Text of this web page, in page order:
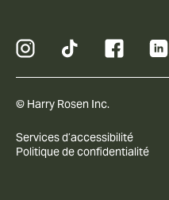
© Harry Rosen Inc.
Services d’accessibilité
Politique de confidentialité